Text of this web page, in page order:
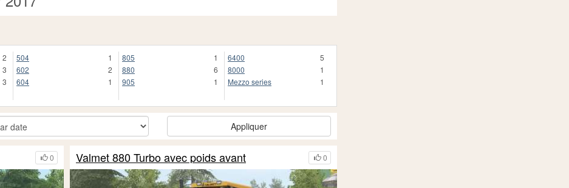
2
3
3
504
1
602
2
604
1
805
1
880
6
905
1
6400
5
8000
1
Mezzo series
1
Appliquer
0 0
Valmet 880 Turbo avec poids avant